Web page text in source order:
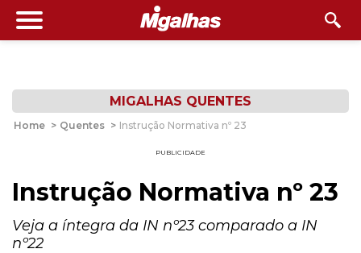
MIGALHAS QUENTES
Home > Quentes > Instrução Normativa nº 23
PUBLICIDADE
Instrução Normativa nº 23
Veja a íntegra da IN nº23 comparado a IN
nº22